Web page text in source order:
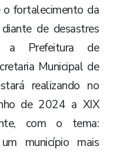
o fortalecimento da
de desastres
a Prefeitura de
Municipal de
realizando no
de 2024 a XIX
com o tema:
município mais